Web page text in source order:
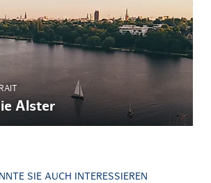
Alster
SIE AUCH INTERESSIEREN